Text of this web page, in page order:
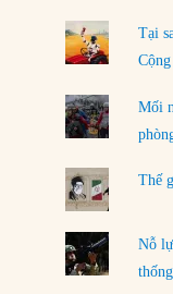
Làm thế
01/08/2026
Chiến lược
31/07/2026
Trật tự thế
phải chịu
30/07/2026
Tại
Mối
Thế
Nỗ